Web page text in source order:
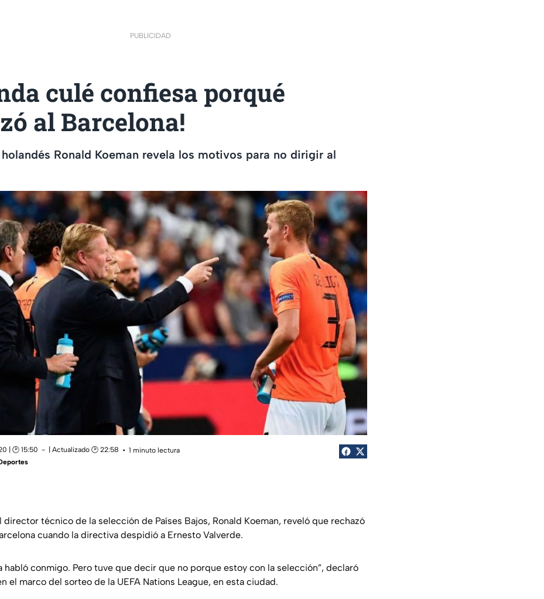
PUBLICIDAD
culé confiesa porqué
al Barcelona!
Ronald Koeman revela los motivos para no dirigir al
| 🕑 15:50 | Actualizado 🕑 22:58
1 minuto lectura
técnico de la selección de Países Bajos, Ronald Koeman, reveló que rechazó
cuando la directiva despidió a Ernesto Valverde.
habló conmigo. Pero tuve que decir que no porque estoy con la selección”, declaró
el marco del sorteo de la UEFA Nations League, en esta ciudad.